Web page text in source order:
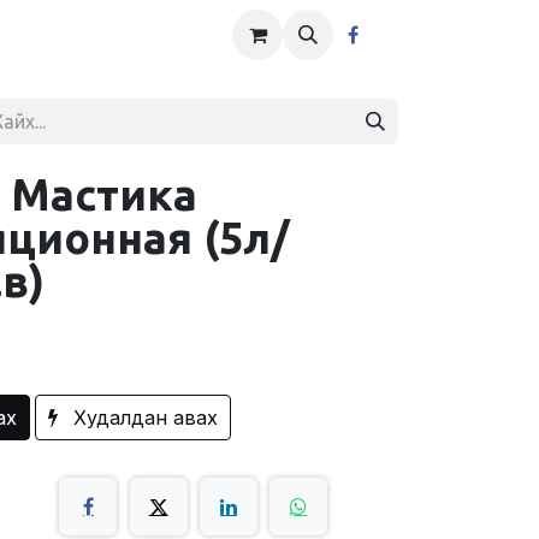
Мастика
(5л/
Худалдан авах